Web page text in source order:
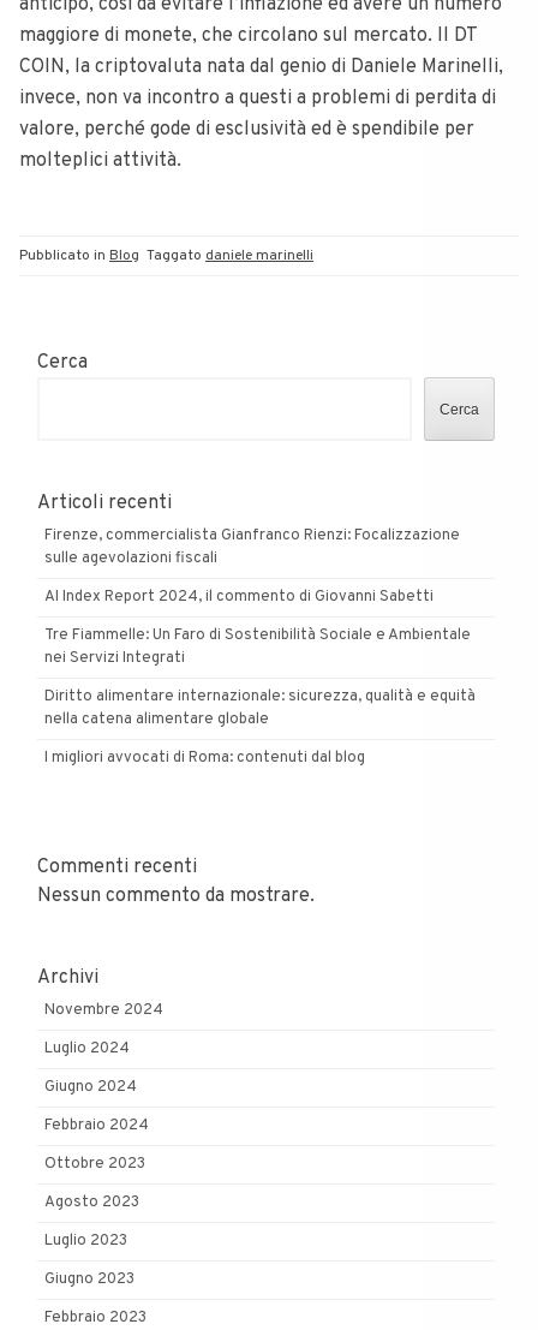
maggiore di monete, che circolano sul mercato. Il DT
COIN, la criptovaluta nata dal genio di Daniele Marinelli,
invece, non va incontro a questi a problemi di perdita di
valore, perché gode di esclusività ed è spendibile per
molteplici attività.
Pubblicato in Blog Taggato daniele marinelli
Cerca
Cerca
Articoli recenti
Firenze, commercialista Gianfranco Rienzi: Focalizzazione
sulle agevolazioni fiscali
AI Index Report 2024, il commento di Giovanni Sabetti
Tre Fiammelle: Un Faro di Sostenibilità Sociale e Ambientale
nei Servizi Integrati
Diritto alimentare internazionale: sicurezza, qualità e equità
nella catena alimentare globale
I migliori avvocati di Roma: contenuti dal blog
Commenti recenti
Nessun commento da mostrare.
Archivi
Novembre 2024
Luglio 2024
Giugno 2024
Febbraio 2024
Ottobre 2023
Agosto 2023
Luglio 2023
Giugno 2023
Febbraio 2023